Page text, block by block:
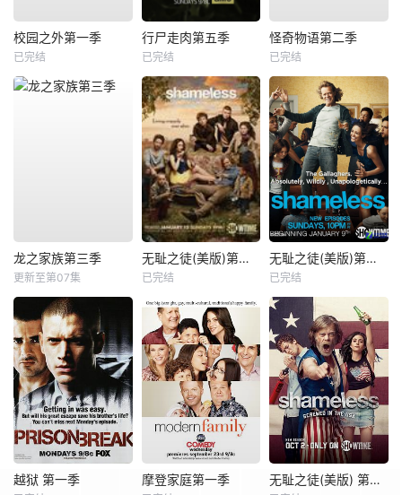
校园之外第一季
已完结
行尸走肉第五季
已完结
怪奇物语第二季
已完结
龙之家族第三季
更新至第07集
无耻之徒(美版)第三季
已完结
无耻之徒(美版)第一季
已完结
越狱 第一季 摩登家庭第一季 无耻之徒(美版) 第七季